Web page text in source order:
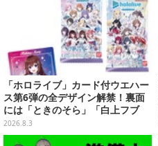
「ホロライブ」カード付ウエハー
ス第6弾の全デザイン解禁！裏面
には「ときのそら」「白上フブ
キ」ら30名の手書きメッセージ入
り
2026.8.3